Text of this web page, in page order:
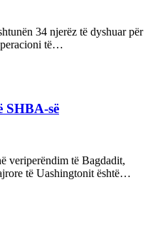
34 njerëz të dyshuar për
të…
SHBA-së
veriperëndim të Bagdadit,
të Uashingtonit është…